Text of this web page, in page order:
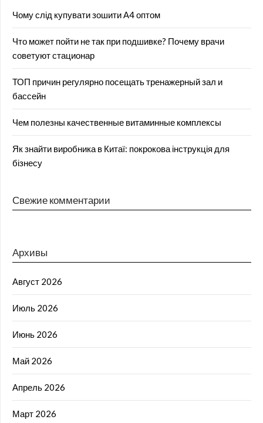
Чому слід купувати зошити А4 оптом
Что может пойти не так при подшивке? Почему врачи
советуют стационар
ТОП причин регулярно посещать тренажерный зал и
бассейн
Чем полезны качественные витаминные комплексы
Як знайти виробника в Китаї: покрокова інструкція для
бізнесу
Свежие комментарии
Архивы
Август 2026
Июль 2026
Июнь 2026
Май 2026
Апрель 2026
Март 2026